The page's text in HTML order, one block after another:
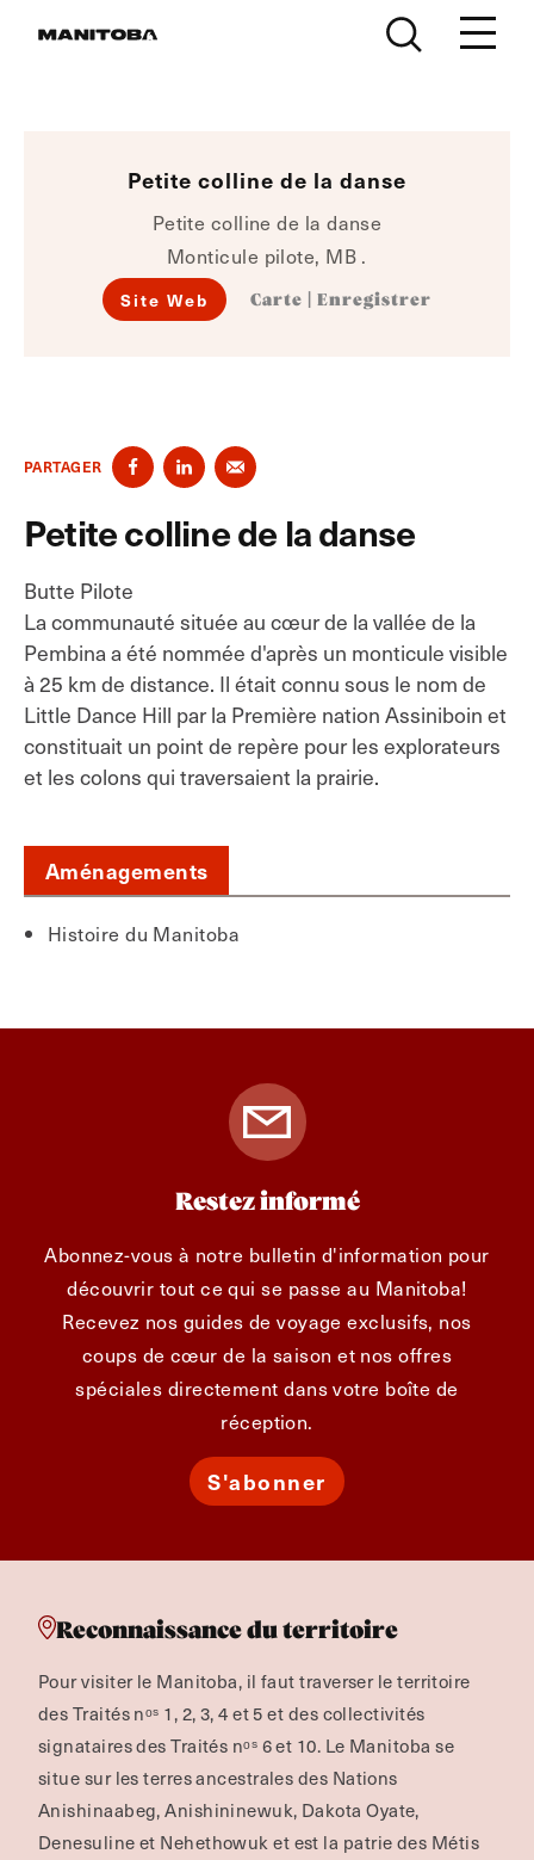
Petite colline de la danse
Petite colline de la danse
Monticule pilote, MB .
Site Web Carte Enregistrer
PARTAGER
Petite colline de la danse
Butte Pilote
La communauté située au cœur de la vallée de la
Pembina a été nommée d'après un monticule visible
à 25 km de distance. Il était connu sous le nom de
Little Dance Hill par la Première nation Assiniboin et
constituait un point de repère pour les explorateurs
et les colons qui traversaient la prairie.
Aménagements
Histoire du Manitoba
Restez informé
Abonnez-vous à notre bulletin d'information pour
découvrir tout ce qui se passe au Manitoba!
Recevez nos guides de voyage exclusifs, nos
coups de cœur de la saison et nos offres
spéciales directement dans votre boîte de
réception.
S'abonner
Reconnaissance du territoire
Pour visiter le Manitoba, il faut traverser le territoire
des Traités nᵒˢ 1, 2, 3, 4 et 5 et des collectivités
signataires des Traités nᵒˢ 6 et 10. Le Manitoba se
situe sur les terres ancestrales des Nations
Anishinaabeg, Anishininewuk, Dakota Oyate,
Denesuline et Nehethowuk et est la patrie des Métis